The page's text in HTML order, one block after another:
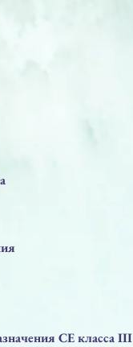
СЕ класса III